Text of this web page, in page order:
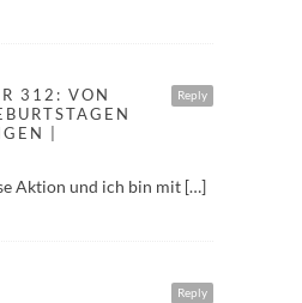
Reply
312: VON
|
Aktion und ich bin mit […]
Reply